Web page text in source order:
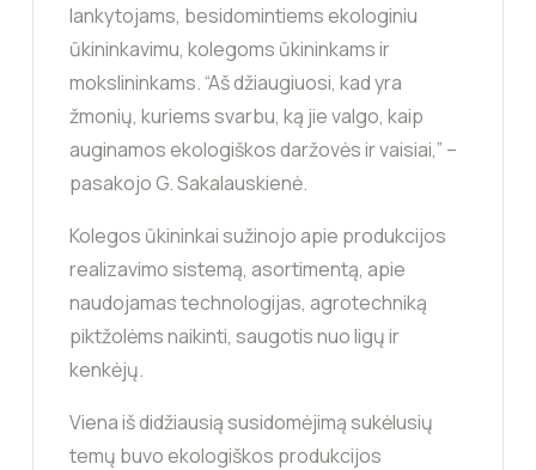
lankytojams, besidomintiems ekologiniu
ūkininkavimu, kolegoms ūkininkams ir
mokslininkams. “Aš džiaugiuosi, kad yra
žmonių, kuriems svarbu, ką jie valgo, kaip
auginamos ekologiškos daržovės ir vaisiai,” –
pasakojo G. Sakalauskienė.
Kolegos ūkininkai sužinojo apie produkcijos
realizavimo sistemą, asortimentą, apie
naudojamas technologijas, agrotechniką
piktžolėms naikinti, saugotis nuo ligų ir
kenkėjų.
Viena iš didžiausią susidomėjimą sukėlusių
temų buvo ekologiškos produkcijos